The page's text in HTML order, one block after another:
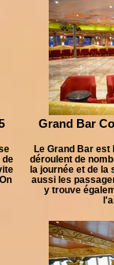
de
Grand Bar
Le Grand Bar est
déroulent de
la journée et de la
aussi les
y trouve